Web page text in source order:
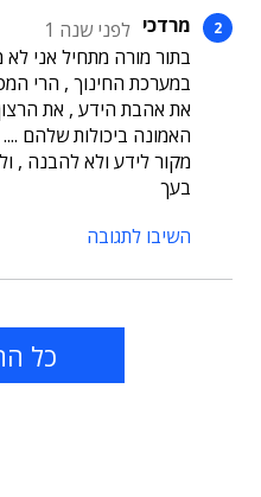
מרדכי לפני שנה 1
במערכת החינוך , הרי
את אהבת הידע , את
האמונה ביכולות שלהם
מקור לידע ולא להבנה ,
בעך
השיבו לתגובה
כל